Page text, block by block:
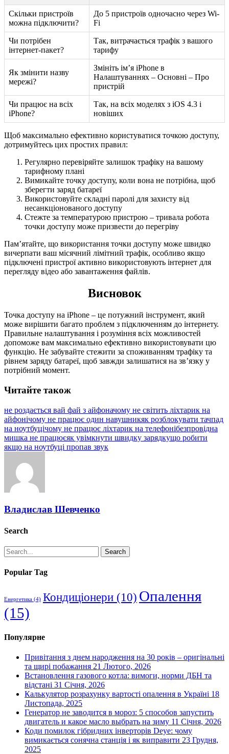
Скільки пристроїв
можна підключити?
До 5 пристроїв одночасно через Wi-
Fi
Чи потрібен
інтернет-пакет?
Так, витрачається трафік з вашого
тарифу
Як змінити назву
мережі?
Змініть ім’я iPhone в
Налаштуваннях – Основні – Про
пристрій
Чи працює на всіх
iPhone?
Так, на всіх моделях з iOS 4.3 і
новіших
Щоб максимально ефективно користуватися точкою доступу,
дотримуйтесь цих простих правил:
Регулярно перевіряйте залишок трафіку на вашому
тарифному плані
Вимикайте точку доступу, коли вона не потрібна, щоб
зберегти заряд батареї
Використовуйте складні паролі для захисту від
несанкціонованого доступу
Стежте за температурою пристрою – тривала робота
точки доступу може призвести до перегріву
Пам’ятайте, що використання точки доступу може швидко
вичерпати ваш місячний лімітний трафік, особливо якщо
підключені пристрої активно використовують інтернет для
перегляду відео або завантаження файлів.
Висновок
Точка доступу на iPhone – це потужний інструмент, який
може вирішити багато проблем з підключенням до інтернету.
Правильне налаштування і розуміння всіх можливостей
допоможе вам максимально ефективно використовувати цю
функцію. Не забувайте стежити за споживанням трафіку та
рівнем заряду батареї, щоб завжди залишатися на зв’язку у
потрібний момент.
Читайте також
не роздається вай фай з айфоначому не світить ліхтарик на
айфонічому не працює один навушникяк розблокувати тачпад
на ноутбуцічому не працює ліхтарик на телефонібезпровідна
мишка не працюєяк увімкнути швидку зарядкущо робити
якщо на ноутбуці пропав звук
Владислав Шевченко
Search
Search
Popular Tag
Енергетика (4) Кондиціонери (10) Опалення
(15)
Популярне
Привітання з днем народження на 30 років – оригінальні
та щирі побажання 21 Лютого, 2026
Встановлення газового котла: вимоги, норми ДБН та
відстані 31 Січня, 2026
Калькулятор розрахунку вартості опалення в Україні 18
Листопада, 2025
Генератор не заводится в мороз: 5 способов запустить
двигатель и какое масло выбрать на зиму 11 Січня, 2026
Коди помилок гібридних інверторів Deye: чому
вимикається сонячна станція і як виправити 23 Грудня,
2025